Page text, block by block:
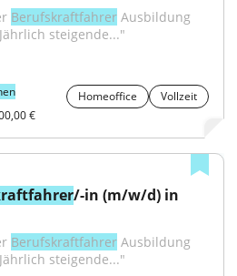
Berufskraftfahrer Ausbildung
steigende..."
Homeoffice
Vollzeit
€
/-in (m/w/d) in
Berufskraftfahrer Ausbildung
steigende..."